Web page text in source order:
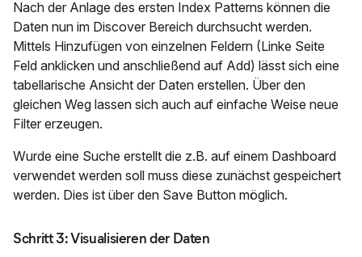
Nach der Anlage des ersten Index Patterns können die
Daten nun im Discover Bereich durchsucht werden.
Mittels Hinzufügen von einzelnen Feldern (Linke Seite
Feld anklicken und anschließend auf Add) lässt sich eine
tabellarische Ansicht der Daten erstellen. Über den
gleichen Weg lassen sich auch auf einfache Weise neue
Filter erzeugen.
Wurde eine Suche erstellt die z.B. auf einem Dashboard
verwendet werden soll muss diese zunächst gespeichert
werden. Dies ist über den Save Button möglich.
Schritt 3: Visualisieren der Daten